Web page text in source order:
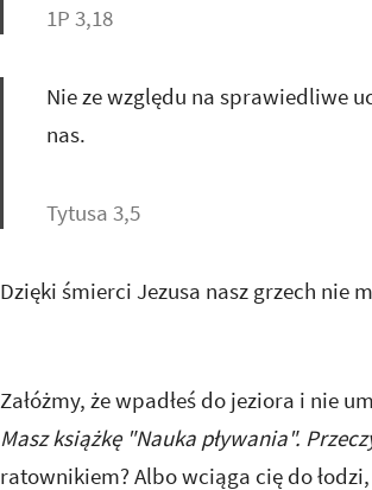
1P 3,18
Nie ze względu na sprawiedliwe
nas.
Tytusa 3,5
Dzięki śmierci Jezusa nasz grzech nie
Załóżmy, że wpadłeś do jeziora i nie
Masz książkę "Nauka pływania".
ratownikiem? Albo wciąga cię do